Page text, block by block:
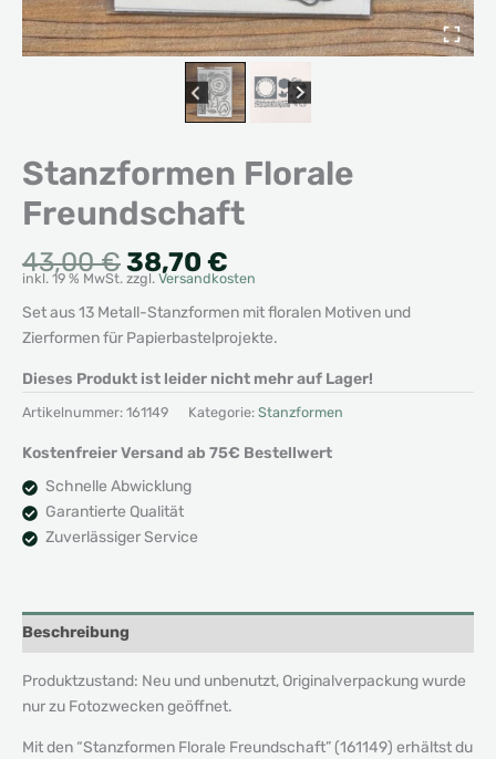
Stanzformen Florale
Freundschaft
43,00€Ursprünglicher
Preis
war:
43,00 €
38,70 €
Preis
ist:
38,70 €.
inkl. 19 % MwSt. zzgl. Versandkosten
Set aus 13 Metall-Stanzformen mit floralen Motiven und
Zierformen für Papierbastelprojekte.
Dieses Produkt ist leider nicht mehr auf Lager!
Artikelnummer: 161149 Kategorie: Stanzformen
Kostenfreier Versand ab 75€ Bestellwert
Schnelle Abwicklung
Garantierte Qualität
Zuverlässiger Service
Beschreibung
Produktzustand: Neu und unbenutzt, Originalverpackung wurde
nur zu Fotozwecken geöffnet.
Mit den “Stanzformen Florale Freundschaft” (161149) erhältst du